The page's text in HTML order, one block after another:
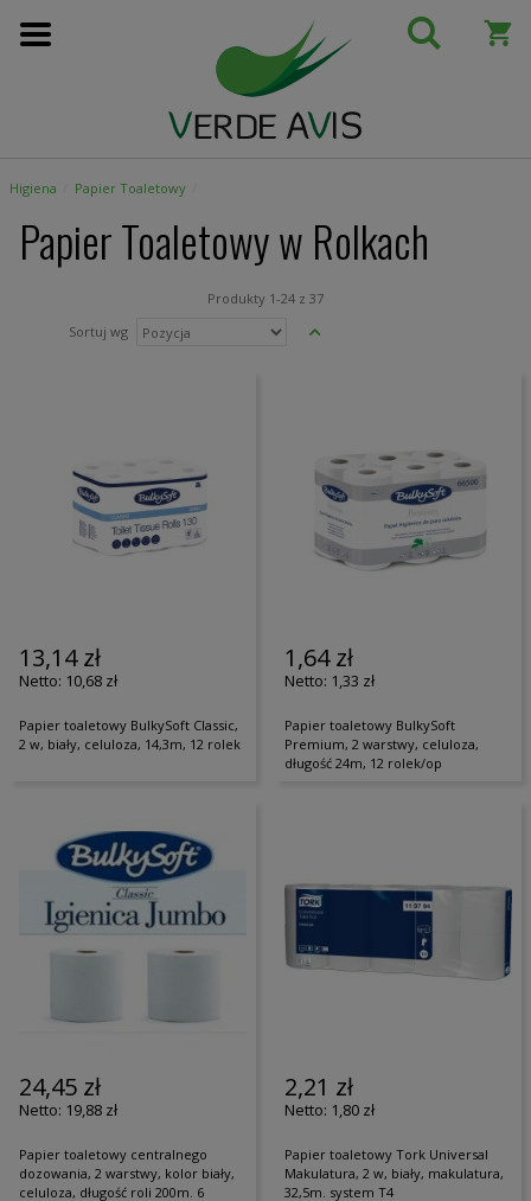
Przejdź
do
Higiena Papier Toaletowy
Papier Toaletowy w Rolkach
Produkty 1-24 z 37
Sortuj wg
Ustaw
13,14 zł
10,68 zł
Papier toaletowy BulkySoft Classic,
2 w, biały, celuloza, 14,3m, 12 rolek
1,64 zł
1,33 zł
Papier toaletowy BulkySoft
Premium, 2 warstwy, celuloza,
długość 24m, 12 rolek/op
24,45 zł
19,88 zł
Papier toaletowy centralnego
dozowania, 2 warstwy, kolor biały,
celuloza, długość roli 200m. 6
2,21 zł
1,80 zł
Papier toaletowy Tork Universal
Makulatura, 2 w, biały, makulatura,
32,5m. system T4